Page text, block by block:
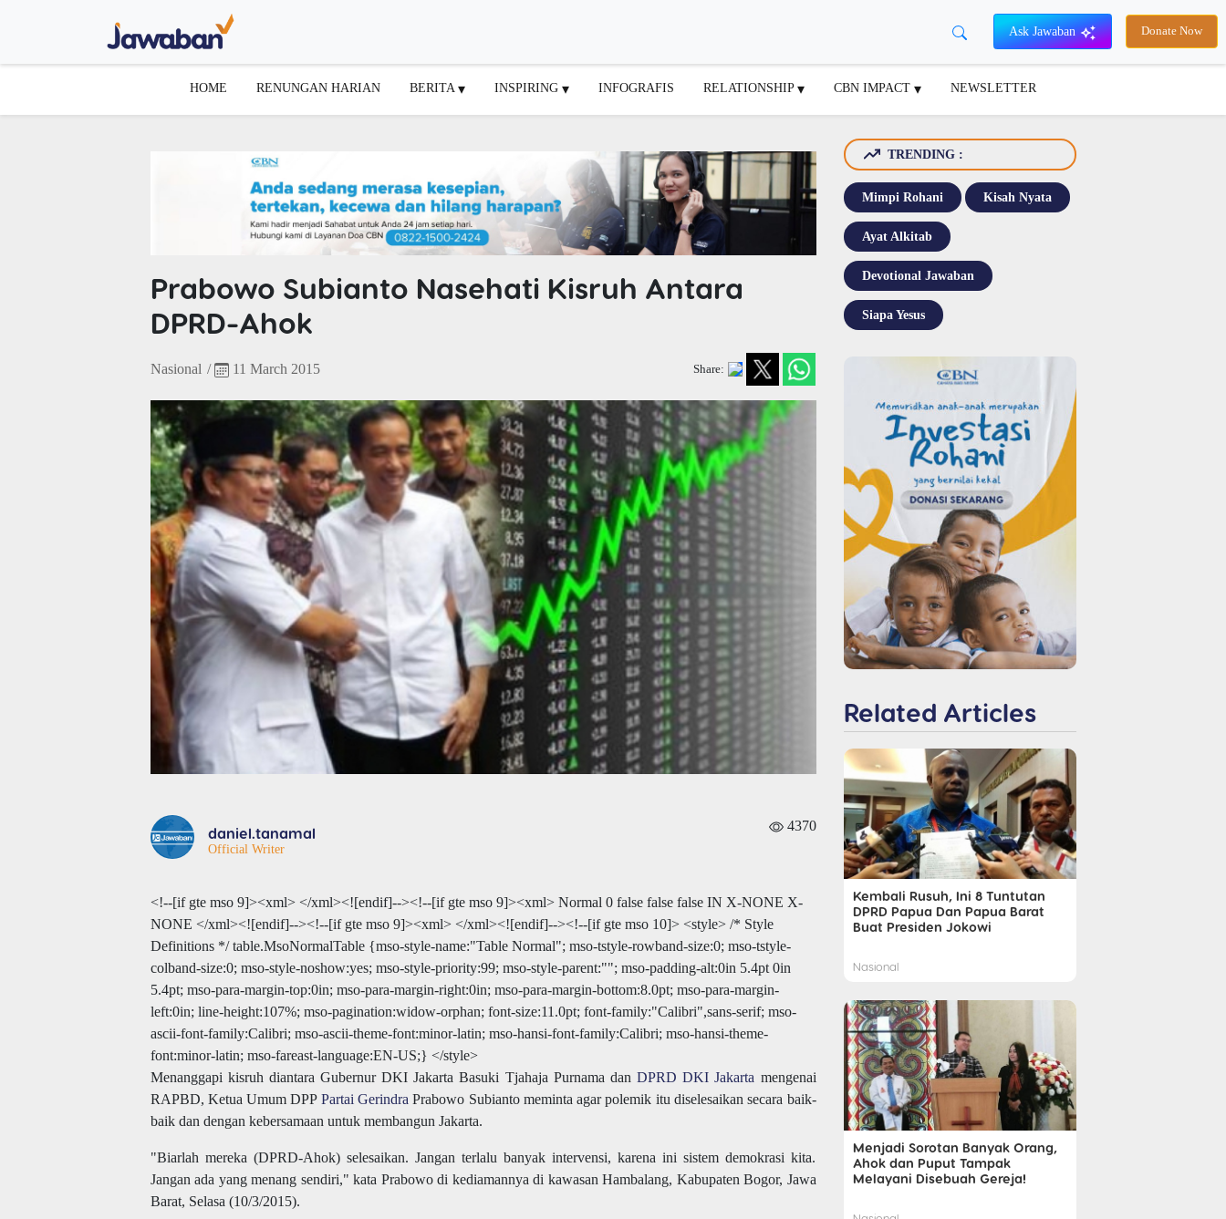
Ask Jawaban Donate Now
HOME RENUNGAN HARIAN BERITA INSPIRING INFOGRAFIS RELATIONSHIP CBN IMPACT NEWSLETTER
Prabowo Subianto Nasehati Kisruh Antara
DPRD-Ahok
Nasional / 11 March 2015 Share:
daniel.tanamal
Official Writer
4370
<!--[if gte mso 9]><xml> </xml><![endif]--><!--[if gte mso 9]><xml> Normal 0 false false false IN X-NONE X-
NONE </xml><![endif]--><!--[if gte mso 9]><xml> </xml><![endif]--><!--[if gte mso 10]> <style> /* Style
Definitions */ table.MsoNormalTable {mso-style-name:"Table Normal"; mso-tstyle-rowband-size:0; mso-tstyle-
colband-size:0; mso-style-noshow:yes; mso-style-priority:99; mso-style-parent:""; mso-padding-alt:0in 5.4pt 0in
5.4pt; mso-para-margin-top:0in; mso-para-margin-right:0in; mso-para-margin-bottom:8.0pt; mso-para-margin-
left:0in; line-height:107%; mso-pagination:widow-orphan; font-size:11.0pt; font-family:"Calibri",sans-serif; mso-
ascii-font-family:Calibri; mso-ascii-theme-font:minor-latin; mso-hansi-font-family:Calibri; mso-hansi-theme-
font:minor-latin; mso-fareast-language:EN-US;} </style>
Menanggapi kisruh diantara Gubernur DKI Jakarta Basuki Tjahaja Purnama danDPRD DKI Jakarta mengenai
RAPBD, Ketua Umum DPP Partai Gerindra Prabowo Subianto meminta agar polemik itu diselesaikan secara baik-
baik dan dengan kebersamaan untuk membangun Jakarta.
"Biarlah mereka (DPRD-Ahok) selesaikan. Jangan terlalu banyak intervensi, karena ini sistem demokrasi kita.
Jangan ada yang menang sendiri," kata Prabowo di kediamannya di kawasan Hambalang, Kabupaten Bogor, Jawa
Barat, Selasa (10/3/2015).
TRENDING :
Mimpi Rohani Kisah Nyata
Ayat Alkitab
Devotional Jawaban
Siapa Yesus
Related Articles
Kembali Rusuh, Ini 8 Tuntutan
DPRD Papua Dan Papua Barat
Buat Presiden Jokowi
Nasional
Menjadi Sorotan Banyak Orang,
Ahok dan Puput Tampak
Melayani Disebuah Gereja!